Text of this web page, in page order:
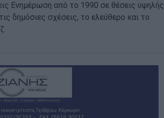
Ενημέρωση από το 1990 σε θέσεις υψηλής
δημόσιες σχέσεις, το ελεύθερο και το